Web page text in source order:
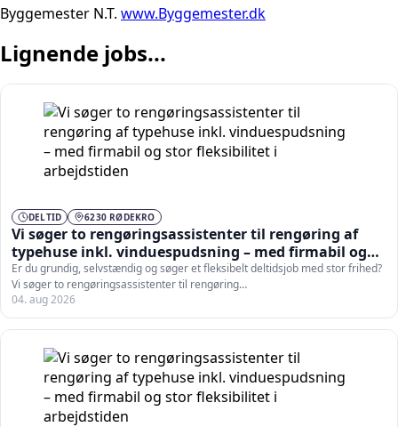
Byggemester N.T. www.Byggemester.dk
Lignende jobs...
DELTID 6230 RØDEKRO
Vi søger to rengøringsassistenter til rengøring af
typehuse inkl. vinduespudsning – med firmabil og
stor fleksibilitet i arbejdstiden
Er du grundig, selvstændig og søger et fleksibelt deltidsjob med stor frihed?
Vi søger to rengøringsassistenter til rengøring…
04. aug 2026